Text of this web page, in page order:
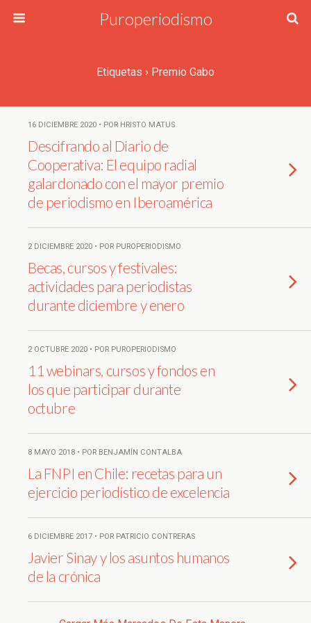
Puroperiodismo
Etiquetas › Premio Gabo
16 DICIEMBRE 2020 • POR HRISTO MATUS
Descifrando al Diario de
Cooperativa: El equipo radial
galardonado con el mayor premio
de periodismo en Iberoamérica
2 DICIEMBRE 2020 • POR PUROPERIODISMO
Becas, cursos y festivales:
actividades para periodistas
durante diciembre y enero
2 OCTUBRE 2020 • POR PUROPERIODISMO
11 webinars, cursos y fondos en
los que participar durante
octubre
8 MAYO 2018 • POR BENJAMÍN CONTALBA
La FNPI en Chile: recetas para un
ejercicio periodístico de excelencia
6 DICIEMBRE 2017 • POR PATRICIO CONTRERAS
Javier Sinay y los asuntos humanos
de la crónica